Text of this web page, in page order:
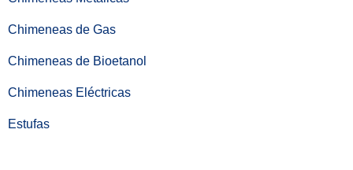
Chimeneas de Gas
Chimeneas de Bioetanol
Chimeneas Eléctricas
Estufas